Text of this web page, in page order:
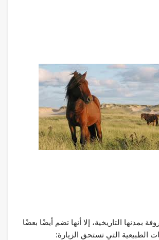
بمدنها التاريخية، إلا أنها تضم أيضًا بعضًا
الطبيعية التي تستحق الزيارة: